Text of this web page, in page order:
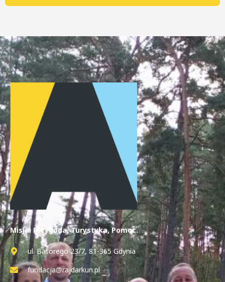
Misja: Przygoda, Turystyka, Pomoc.
ul. Batorego 23/7, 81-365 Gdynia
fundacja@rajdarkun.pl